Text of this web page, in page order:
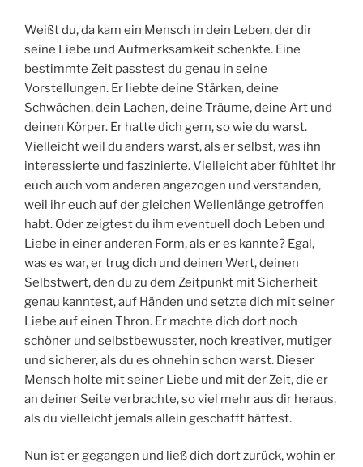
Weißt du, da kam ein Mensch in dein Leben, der dir
seine Liebe und Aufmerksamkeit schenkte. Eine
bestimmte Zeit passtest du genau in seine
Vorstellungen. Er liebte deine Stärken, deine
Schwächen, dein Lachen, deine Träume, deine Art und
deinen Körper. Er hatte dich gern, so wie du warst.
Vielleicht weil du anders warst, als er selbst, was ihn
interessierte und faszinierte. Vielleicht aber fühltet ihr
euch auch vom anderen angezogen und verstanden,
weil ihr euch auf der gleichen Wellenlänge getroffen
habt. Oder zeigtest du ihm eventuell doch Leben und
Liebe in einer anderen Form, als er es kannte? Egal,
was es war, er trug dich und deinen Wert, deinen
Selbstwert, den du zu dem Zeitpunkt mit Sicherheit
genau kanntest, auf Händen und setzte dich mit seiner
Liebe auf einen Thron. Er machte dich dort noch
schöner und selbstbewusster, noch kreativer, mutiger
und sicherer, als du es ohnehin schon warst. Dieser
Mensch holte mit seiner Liebe und mit der Zeit, die er
an deiner Seite verbrachte, so viel mehr aus dir heraus,
als du vielleicht jemals allein geschafft hättest.
Nun ist er gegangen und ließ dich dort zurück, wohin er